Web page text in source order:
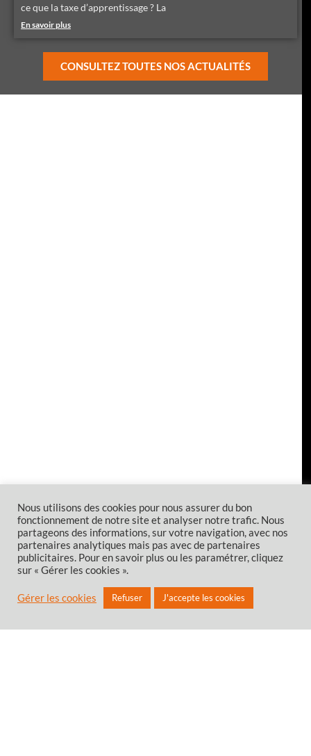
ce que la taxe d’apprentissage ? La
En savoir plus
CONSULTEZ TOUTES NOS ACTUALITÉS
Nous utilisons des cookies pour nous assurer du bon
fonctionnement de notre site et analyser notre trafic. Nous
partageons des informations, sur votre navigation, avec nos
partenaires analytiques mais pas avec de partenaires
publicitaires. Pour en savoir plus ou les paramétrer, cliquez
sur « Gérer les cookies ».
Gérer les cookies Refuser J'accepte les cookies